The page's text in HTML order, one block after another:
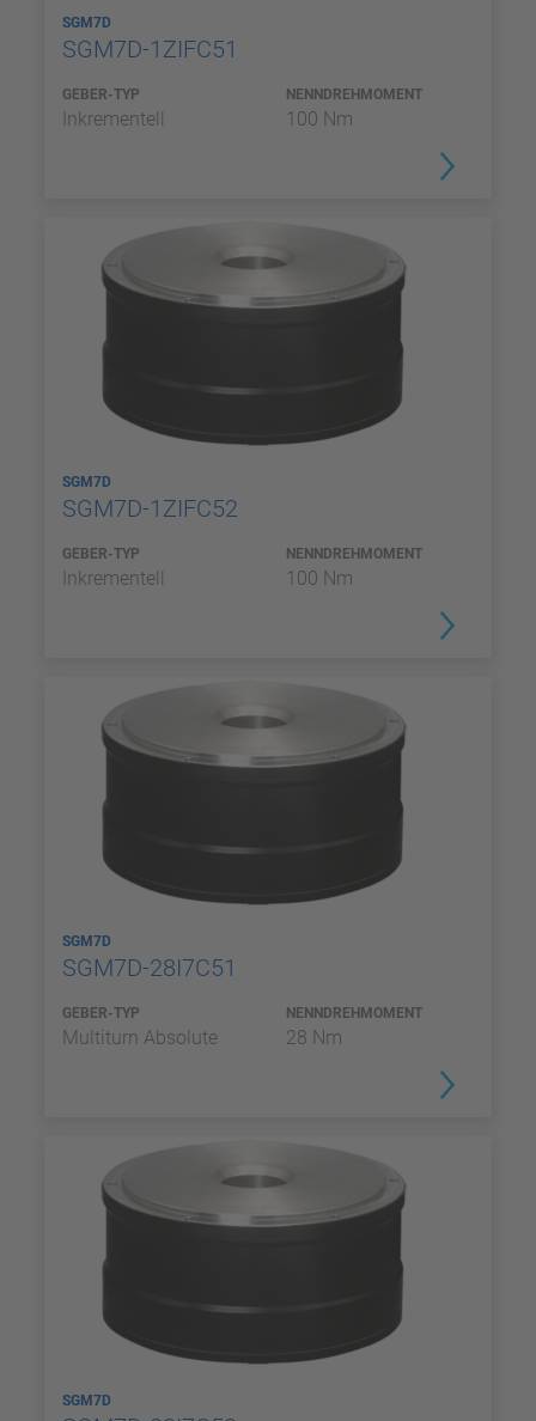
SGM7D
SGM7D-1ZIFC51
GEBER-TYP
Inkrementell
NENNDREHMOMENT
100 Nm
SGM7D
SGM7D-1ZIFC52
GEBER-TYP
Inkrementell
NENNDREHMOMENT
100 Nm
SGM7D
SGM7D-28I7C51
GEBER-TYP
Multiturn Absolute
NENNDREHMOMENT
28 Nm
SGM7D